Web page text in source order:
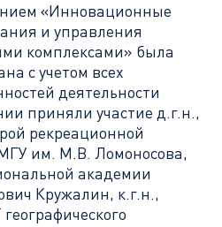
«Инновационные
и управления
комплексами» была
с учетом всех
деятельности
приняли участие д.г.н.,
рекреационной
им. М.В. Ломоносова,
академии
Кружалин, к.г.н.,